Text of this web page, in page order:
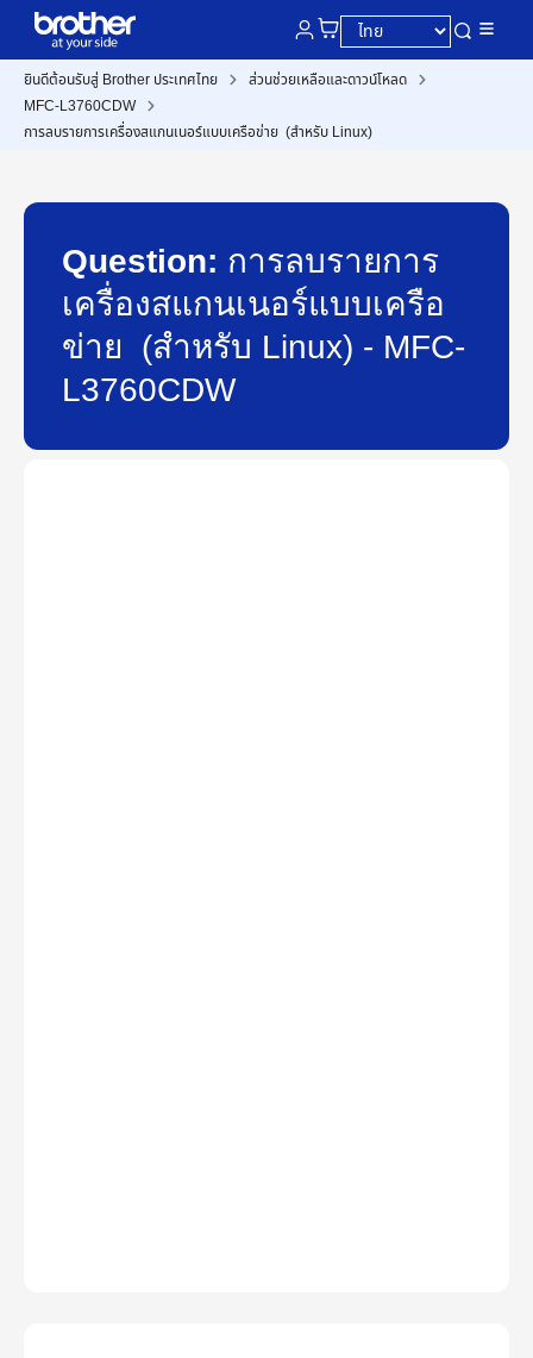
ยินดีต้อนรับสู่ Brother ประเทศไทย
ส่วนช่วยเหลือและดาวน์โหลด
MFC-L3760CDW
การลบรายการเครื่องสแกนเนอร์แบบเครือข่าย (สำหรับ Linux)
Question: การลบรายการ
เครื่องสแกนเนอร์แบบเครือ
ข่าย (สำหรับ Linux) - MFC-
L3760CDW